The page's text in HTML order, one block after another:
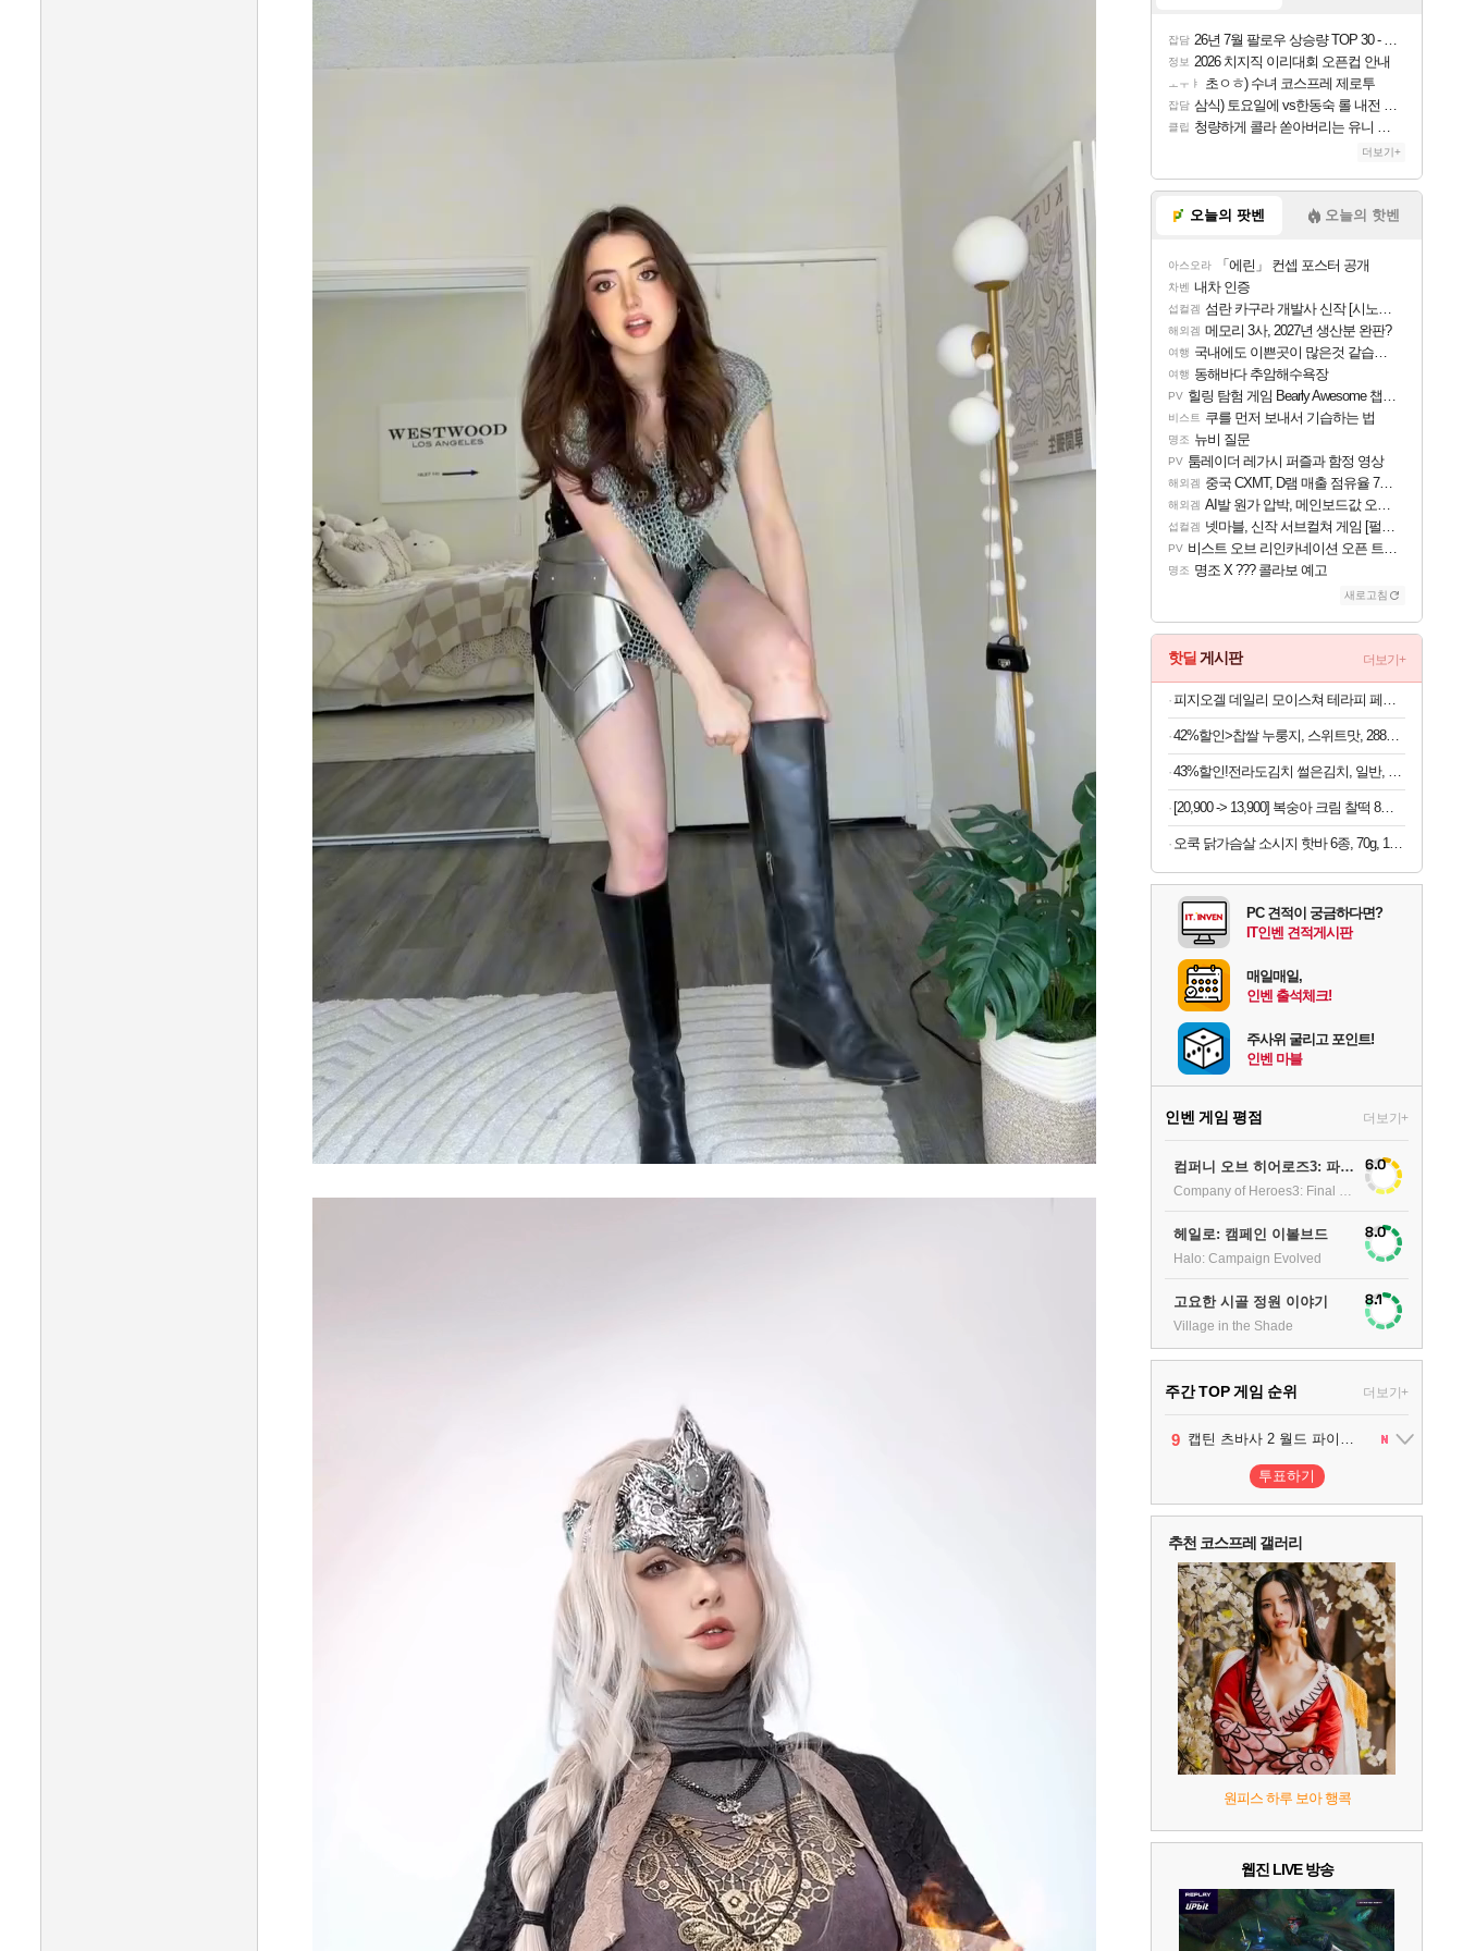
잡담 26년 7월 팔로우 상승량 TOP 30 - 월간 치지직
정보 2026 치지직 이리대회 오픈컵 안내
ㅗㅜㅑ 초ㅇㅎ) 수녀 코스프레 제로투
잡담 삼식) 토요일에 vs한동숙 롤 내전 예정
클립 청량하게 콜라 쏟아버리는 유니 ㅋㅋㅋ
더보기+
오늘의 팟벤 오늘의 핫벤
아스오라 「에린」 컨셉 포스터 공개
차벤 내차 인증
섭컬겜 섬란 카구라 개발사 신작 [시노비 넥서스] 연내 출시 예정
해외겜 메모리 3사, 2027년 생산분 완판?
여행 국내에도 이쁜곳이 많은것 같습니다
여행 동해바다 추암해수욕장
PV 힐링 탐험 게임 Bearly Awesome 챕터 1 트레일러
비스트 쿠를 먼저 보내서 기습하는 법
명조 뉴비 질문
PV 툼레이더 레가시 퍼즐과 함정 영상
해외겜 중국 CXMT, D램 매출 점유율 7%…글로벌 4위로 부상
해외겜 AI발 원가 압박, 메인보드값 오르나
섭컬겜 넷마블, 신작 서브컬쳐 게임 [펄 인 블루] 티저 사이트 오픈
PV 비스트 오브 리인카네이션 오픈 트레일러
명조 명조 X ??? 콜라보 예고
새로고침
핫딜 게시판 더보기+
피지오겔 데일리 모이스쳐 테라피 페이셜 크림, 75ml, 1개
42%할인>찹쌀 누룽지, 스위트맛, 288g, 4개
43%할인!전라도김치 썰은김치, 일반, 5kg, 1개
[20,900 -> 13,900] 복숭아 크림 찰떡 8개입 x 2박스
오쿡 닭가슴살 소시지 핫바 6종, 70g, 12개
PC 견적이 궁금하다면?
IT인벤 견적게시판
매일매일,
인벤 출석체크!
주사위 굴리고 포인트!
인벤 마블
인벤 게임 평점 더보기+
컴퍼니 오브 히어로즈3: 파이널 스탠드 6.0
헤일로: 캠페인 이볼브드
Halo: Campaign Evolved
8.0
고요한 시골 정원 이야기
Village in the Shade
8.1
주간 TOP 게임 순위 더보기+
1 팰월드
2 어쌔신 크리드: 블랙 플래그 리싱크드 1
3 프로야구스피리츠2026 2
4 드래곤소드 : 어웨이크닝 2
5 블라인드 삼국 1
6 그랑블루 판타지 리링크 - 엔드리스 라그나로크 1
7 리듬 천국 미라클 스타즈 2
8 헤일로: 캠페인 이볼브드 2
9 캡틴 츠바사 2 월드 파이터즈
10 레고 배트맨: 레거시 오브 더 다크 나이트
투표하기
추천 코스프레 갤러리
원피스 하루 보아 행콕
웹진 LIVE 방송